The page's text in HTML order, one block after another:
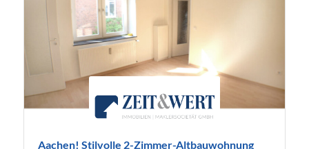
Aachen! Stilvolle 2-Zimmer-Altbauwohnung